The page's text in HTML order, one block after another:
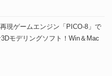
現ゲームエンジン「PICO-8」で
モデリングソフト！Win＆Mac